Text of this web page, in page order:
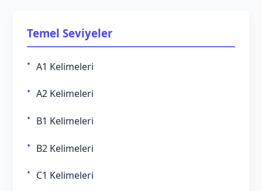
Temel Seviyeler
A1 Kelimeleri
A2 Kelimeleri
B1 Kelimeleri
B2 Kelimeleri
C1 Kelimeleri